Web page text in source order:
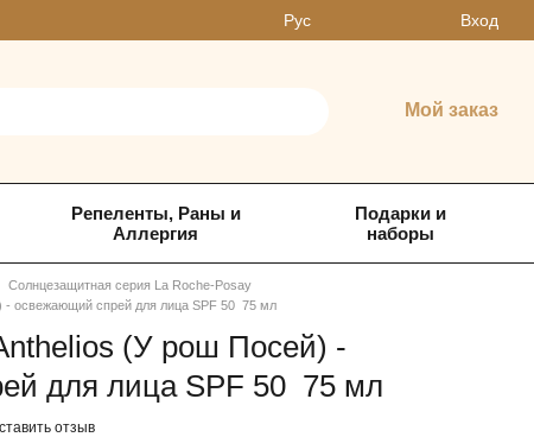
Рус Вход
Мой заказ
Репеленты, Раны и
Аллергия
Подарки и
наборы
Солнцезащитная серия La Roche-Posay
- освежающий спрей для лица SPF 50 75 мл
(У рош Посей) -
для лица SPF 50 75 мл
отзыв